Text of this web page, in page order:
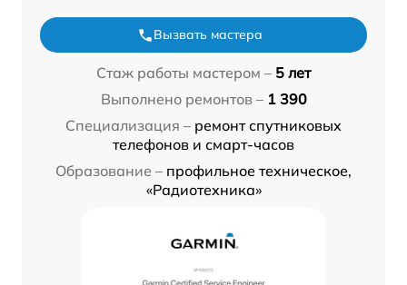
Вызвать мастера
Стаж работы мастером – 5 лет
Выполнено ремонтов – 1 390
Специализация – ремонт спутниковых
телефонов и смарт-часов
Образование – профильное техническое,
«Радиотехника»